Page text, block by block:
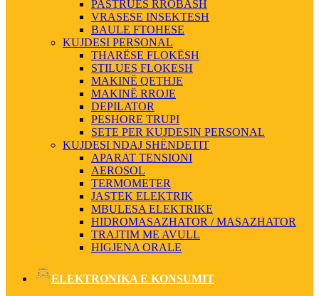
PASTRUES RROBASH
VRASESE INSEKTESH
BAULE FTOHESE
KUJDESI PERSONAL
THARËSE FLOKËSH
STILUES FLOKESH
MAKINË QETHJE
MAKINË RROJE
DEPILATOR
PESHORE TRUPI
SETE PER KUJDESIN PERSONAL
KUJDESI NDAJ SHËNDETIT
APARAT TENSIONI
AEROSOL
TERMOMETER
JASTEK ELEKTRIK
MBULESA ELEKTRIKE
HIDROMASAZHATOR / MASAZHATOR
TRAJTIM ME AVULL
HIGJENA ORALE
ELEKTRONIKA E KONSUMIT